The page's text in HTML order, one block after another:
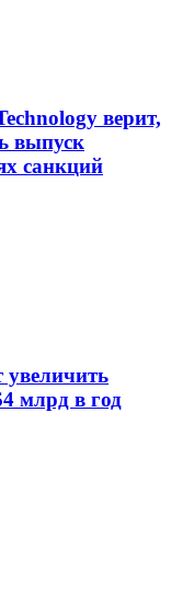
верит,
выпуск
санкций
увеличить
млрд в год